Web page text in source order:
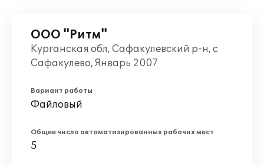
ООО "Ритм"
Курганская обл, Сафакулевский р-н, с
Сафакулево, Январь 2007
Вариант работы
Файловый
Общее число автоматизированных рабочих мест
5